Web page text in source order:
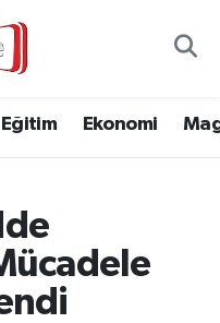
Eğitim Ekonomi
Fikstür